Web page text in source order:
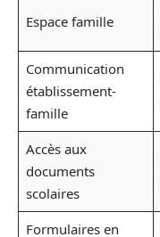
Espace famille
Communication
établissement-
famille
Accès aux
documents
scolaires
Formulaires en